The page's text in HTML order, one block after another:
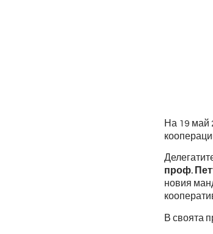
На 19 май
проф.
новия
В своята